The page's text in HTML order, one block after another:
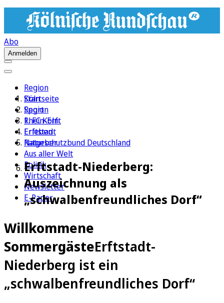
Abo
Anmelden
Region
Köln
Sport
1. FC Köln
Erleben
Ratgeber
Aus aller Welt
Politik
Wirtschaft
Newsletter
E-Paper
Startseite
Region
Rhein-Erft
Erftstadt
Naturschutzbund Deutschland
Erftstadt-Niederberg:
Auszeichnung als
„schwalbenfreundliches Dorf“
Willkommene
SommergästeErftstadt-
Niederberg ist ein
„schwalbenfreundliches Dorf“